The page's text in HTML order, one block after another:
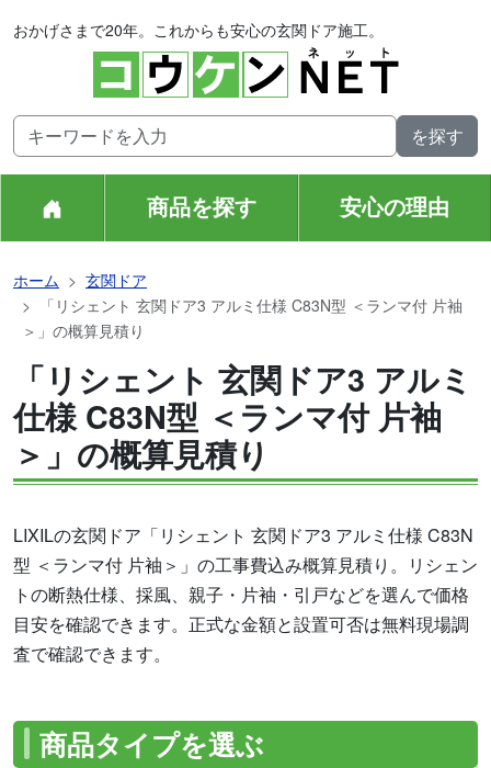
おかげさまで20年。これからも安心の玄関ドア施工。
商品を探す 安心の理由
ホーム
玄関ドア
「リシェント 玄関ドア3 アルミ仕様 C83N型 ＜ランマ付 片袖
＞」の概算見積り
「リシェント 玄関ドア3 アルミ
仕様 C83N型 ＜ランマ付 片袖
＞」の概算見積り
LIXILの玄関ドア「リシェント 玄関ドア3 アルミ仕様 C83N
型 ＜ランマ付 片袖＞」の工事費込み概算見積り。リシェン
トの断熱仕様、採風、親子・片袖・引戸などを選んで価格
目安を確認できます。正式な金額と設置可否は無料現場調
査で確認できます。
商品タイプを選ぶ